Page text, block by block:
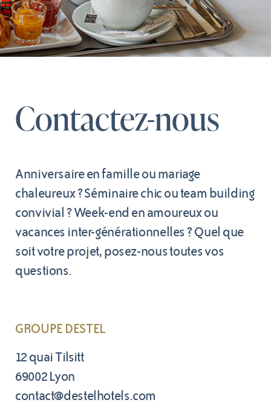
Contactez-nous
Anniversaire en famille ou mariage
chaleureux ? Séminaire chic ou team building
convivial ? Week-end en amoureux ou
vacances inter-générationnelles ?Quel que
soit votre projet, posez-nous toutes vos
questions.
GROUPE DESTEL
12 quai Tilsitt
69002 Lyon
contact@destelhotels.com